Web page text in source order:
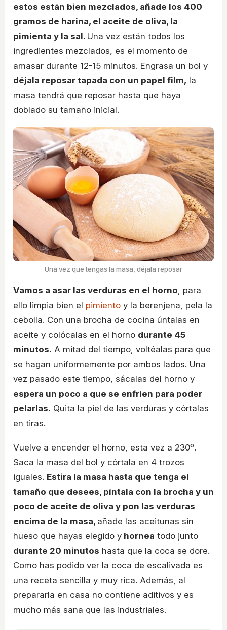
estos están bien mezclados, añade los 400
gramos de harina, el aceite de oliva, la
pimienta y la sal. Una vez están todos los
ingredientes mezclados, es el momento de
amasar durante 12-15 minutos. Engrasa un bol y
déjala reposar tapada con un papel film, la
masa tendrá que reposar hasta que haya
doblado su tamaño inicial.
Una vez que tengas la masa, déjala reposar
Vamos a asar las verduras en el horno, para
ello limpia bien el pimiento y la berenjena, pela la
cebolla. Con una brocha de cocina úntalas en
aceite y colócalas en el horno durante 45
minutos. A mitad del tiempo, voltéalas para que
se hagan uniformemente por ambos lados. Una
vez pasado este tiempo, sácalas del horno y
espera un poco a que se enfríen para poder
pelarlas. Quita la piel de las verduras y córtalas
en tiras.
Vuelve a encender el horno, esta vez a 230º.
Saca la masa del bol y córtala en 4 trozos
iguales. Estira la masa hasta que tenga el
tamaño que desees, píntala con la brocha y un
poco de aceite de oliva y pon las verduras
encima de la masa, añade las aceitunas sin
hueso que hayas elegido y hornea todo junto
durante 20 minutos hasta que la coca se dore.
Como has podido ver la coca de escalivada es
una receta sencilla y muy rica. Además, al
prepararla en casa no contiene aditivos y es
mucho más sana que las industriales.